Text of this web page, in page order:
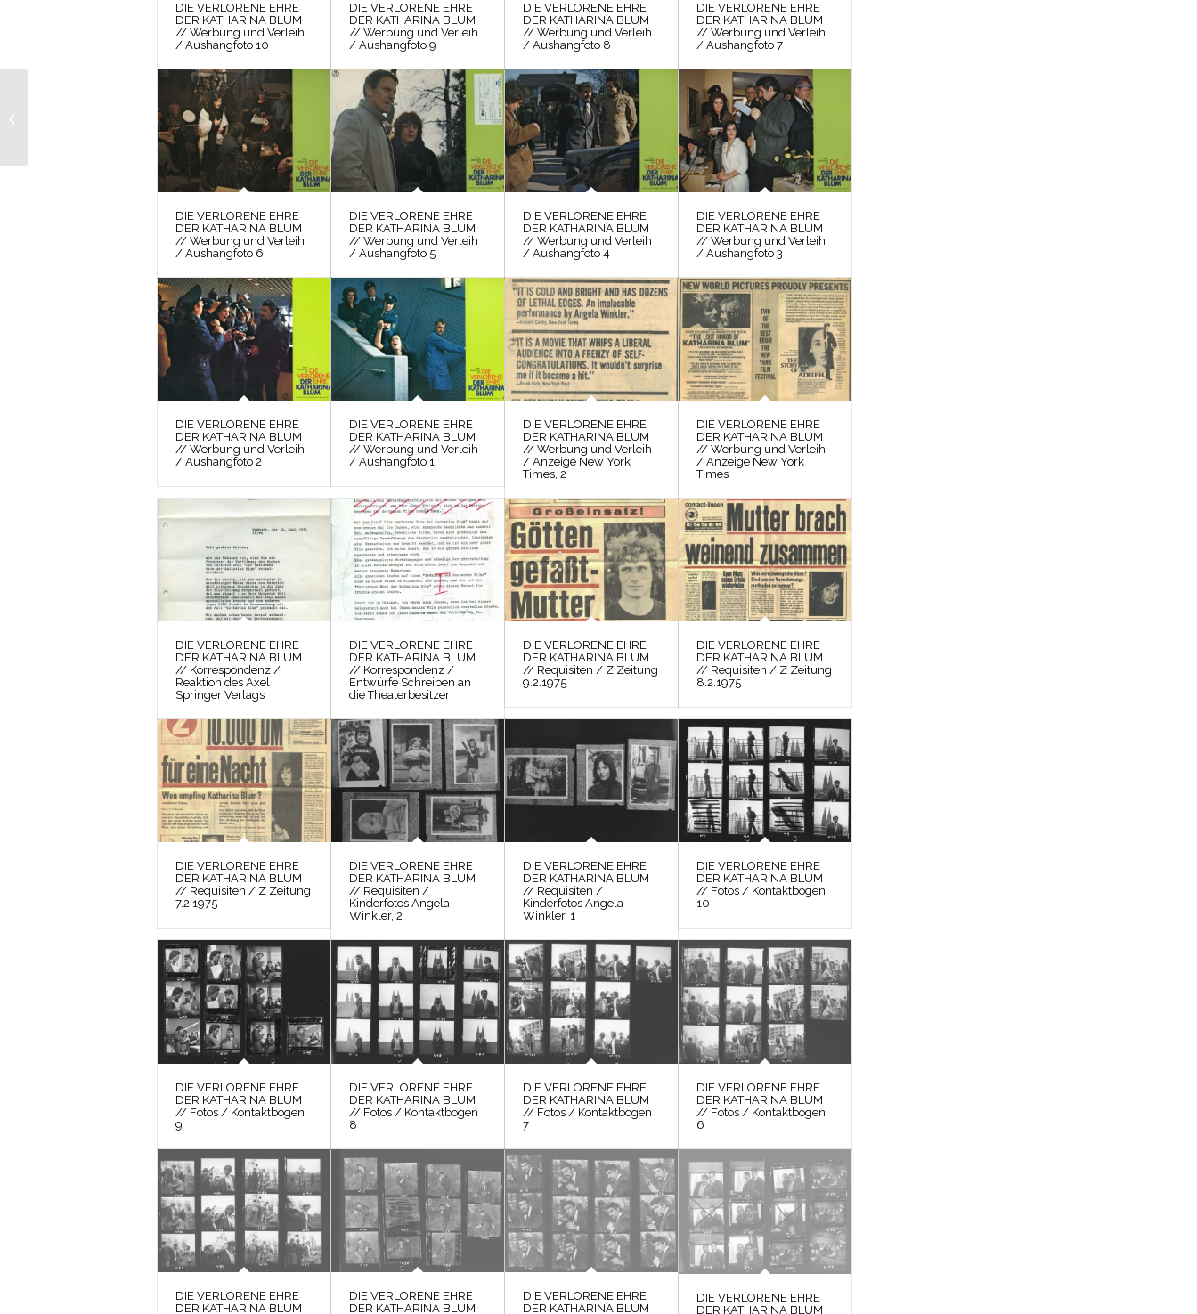
DIE VERLORENE EHRE
DER KATHARINA BLUM
// Werbung und Verleih
/ Aushangfoto 10
DIE VERLORENE EHRE
DER KATHARINA BLUM
// Werbung und Verleih
/ Aushangfoto 9
DIE VERLORENE EHRE
DER KATHARINA BLUM
// Werbung und Verleih
/ Aushangfoto 8
DIE VERLORENE EHRE
DER KATHARINA BLUM
// Werbung und Verleih
/ Aushangfoto 7
DIE VERLORENE EHRE
DER KATHARINA BLUM
// Werbung und Verleih
/ Aushangfoto 6
DIE VERLORENE EHRE
DER KATHARINA BLUM
// Werbung und Verleih
/ Aushangfoto 5
DIE VERLORENE EHRE
DER KATHARINA BLUM
// Werbung und Verleih
/ Aushangfoto 4
DIE VERLORENE EHRE
DER KATHARINA BLUM
// Werbung und Verleih
/ Aushangfoto 3
DIE VERLORENE EHRE
DER KATHARINA BLUM
// Werbung und Verleih
/ Aushangfoto 2
DIE VERLORENE EHRE
DER KATHARINA BLUM
// Werbung und Verleih
/ Aushangfoto 1
DIE VERLORENE EHRE
DER KATHARINA BLUM
// Werbung und Verleih
/ Anzeige New York
Times, 2
DIE VERLORENE EHRE
DER KATHARINA BLUM
// Werbung und Verleih
/ Anzeige New York
Times
DIE VERLORENE EHRE
DER KATHARINA BLUM
// Korrespondenz /
Reaktion des Axel
Springer Verlags
DIE VERLORENE EHRE
DER KATHARINA BLUM
// Korrespondenz /
Entwürfe Schreiben an
die Theaterbesitzer
DIE VERLORENE EHRE
DER KATHARINA BLUM
// Requisiten / Z Zeitung
9.2.1975
DIE VERLORENE EHRE
DER KATHARINA BLUM
// Requisiten / Z Zeitung
8.2.1975
DIE VERLORENE EHRE
DER KATHARINA BLUM
// Requisiten / Z Zeitung
7.2.1975
DIE VERLORENE EHRE
DER KATHARINA BLUM
// Requisiten /
Kinderfotos Angela
Winkler, 2
DIE VERLORENE EHRE
DER KATHARINA BLUM
// Requisiten /
Kinderfotos Angela
Winkler, 1
DIE VERLORENE EHRE
DER KATHARINA BLUM
// Fotos / Kontaktbogen
10
DIE VERLORENE EHRE
DER KATHARINA BLUM
// Fotos / Kontaktbogen
9
DIE VERLORENE EHRE
DER KATHARINA BLUM
// Fotos / Kontaktbogen
8
DIE VERLORENE EHRE
DER KATHARINA BLUM
// Fotos / Kontaktbogen
7
DIE VERLORENE EHRE
DER KATHARINA BLUM
// Fotos / Kontaktbogen
6
DIE VERLORENE EHRE
DER KATHARINA BLUM
DIE VERLORENE EHRE
DER KATHARINA BLUM
DIE VERLORENE EHRE
DER KATHARINA BLUM
DIE VERLORENE EHRE
DER KATHARINA BLUM